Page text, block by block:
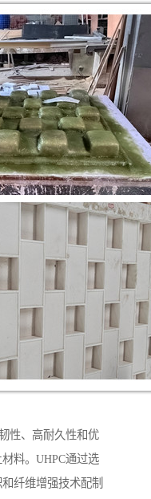
性、高耐久性和优
料。UHPC通过选
纤维增强技术配制